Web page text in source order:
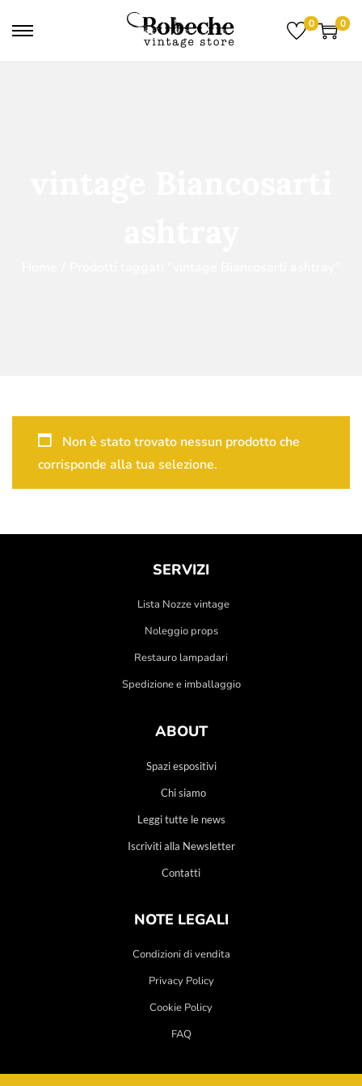
0 0
Non è stato trovato nessun prodotto che
corrisponde alla tua selezione.
SERVIZI
Lista Nozze vintage
Noleggio props
Restauro lampadari
Spedizione e imballaggio
ABOUT
Spazi espositivi
Chi siamo
Leggi tutte le news
Iscriviti alla Newsletter
Contatti
NOTE LEGALI
Condizioni di vendita
Privacy Policy
Cookie Policy
FAQ